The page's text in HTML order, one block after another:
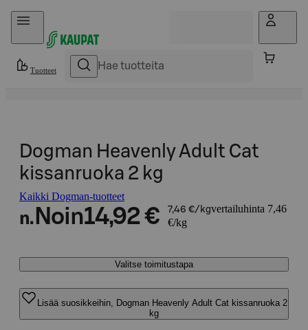
Hyppää sisältöön
Tuotteet
Dogman Heavenly Adult Cat
kissanruoka 2 kg
Kaikki Dogman-tuotteet
n. Noin14,92 € 7,46 €/kgvertailuhinta 7,46
€/kg
Valitse toimitustapa
Lisää suosikkeihin, Dogman Heavenly Adult Cat kissanruoka 2
kg